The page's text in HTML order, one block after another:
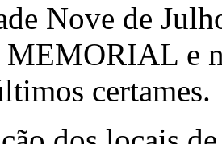
Nove de
e
certames.